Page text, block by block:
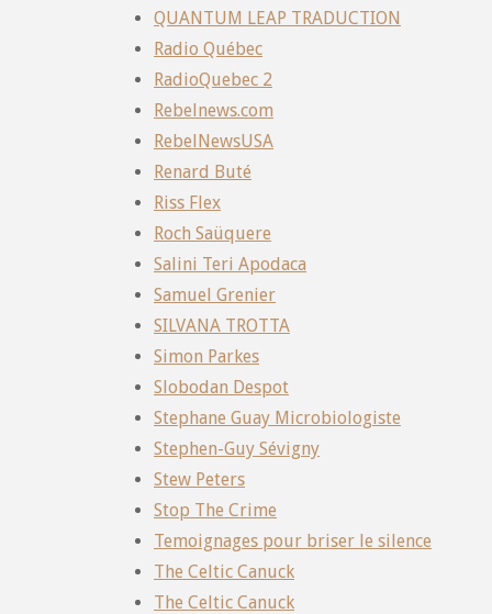
QUANTUM LEAP TRADUCTION
Radio Québec
RadioQuebec 2
Rebelnews.com
RebelNewsUSA
Renard Buté
Riss Flex
Roch Saüquere
Salini Teri Apodaca
Samuel Grenier
SILVANA TROTTA
Simon Parkes
Slobodan Despot
Stephane Guay Microbiologiste
Stephen-Guy Sévigny
Stew Peters
Stop The Crime
Temoignages pour briser le silence
The Celtic Canuck
The Celtic Canuck